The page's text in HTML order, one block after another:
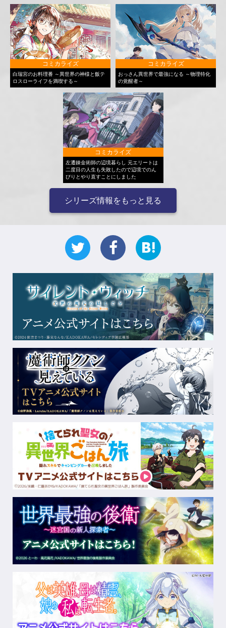
コミカライズ
白瑞宮のお料理番 ～異世界の神様と飯テ
ロスローライフを満喫する～
コミカライズ
おっさん異世界で最強になる ～物理特化
の覚醒者～
コミカライズ
左遷錬金術師の辺境暮らし 元エリートは
二度目の人生も失敗したので辺境でのん
びりとやり直すことにしました
シリーズ情報をもっと見る